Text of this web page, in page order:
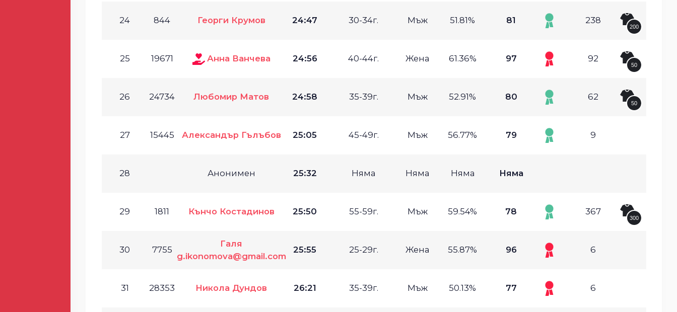
24 844 Георги Крумов 24:47 30-34г. Мъж 51.81% 81 238
200
25 19671 Анна Ванчева 24:56 40-44г. Жена 61.36% 97 92
50
26 24734 Любомир Матов 24:58 35-39г. Мъж 52.91% 80 62
50
27 15445 Александър Гълъбов 25:05 45-49г. Мъж 56.77% 79 9
28 Анонимен 25:32 Няма Няма Няма Няма
29 1811 Кънчо Костадинов 25:50 55-59г. Мъж 59.54% 78 367
300
30 7755
Галя
g.ikonomova@gmail.com
25:55 25-29г. Жена 55.87% 96 6
31 28353 Никола Дундов 26:21 35-39г. Мъж 50.13% 77 6